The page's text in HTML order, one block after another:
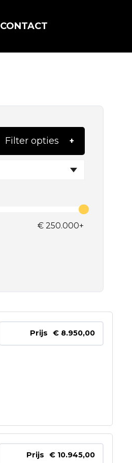
CONTACT
Filter opties
€ 250.000+
Prijs € 8.950,00
Prijs € 10.945,00